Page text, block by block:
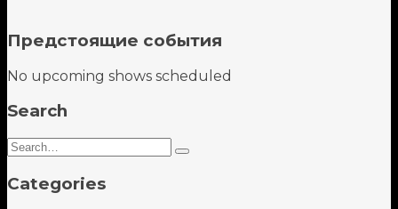
Предстоящие события
No upcoming shows scheduled
Search
Search
for:
Type
Categories